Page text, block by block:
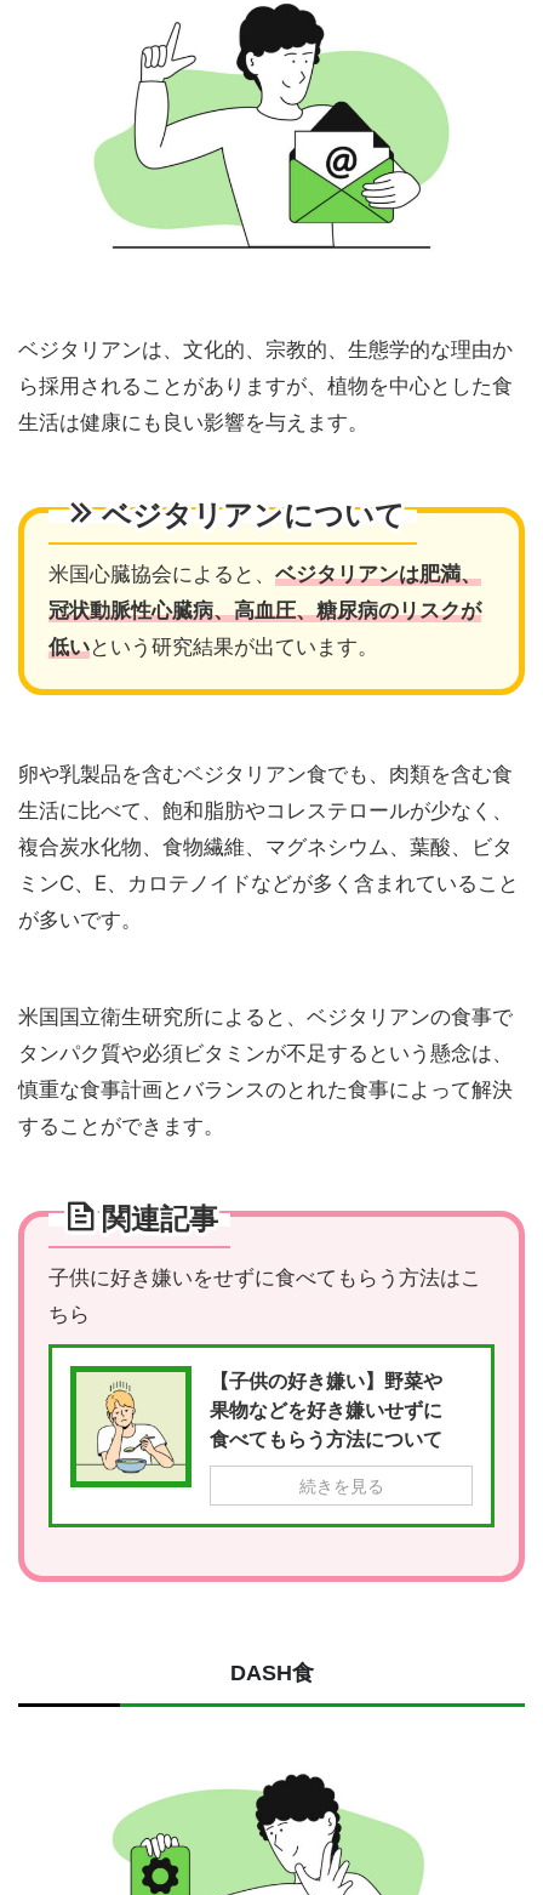
ベジタリアンは、文化的、宗教的、生態学的な理由か
ら採用されることがありますが、植物を中心とした食
生活は健康にも良い影響を与えます。
ベジタリアンについて
米国心臓協会によると、 ベジタリアンは肥満、
冠状動脈性心臓病、高血圧、糖尿病のリスクが
低いという研究結果が出ています。
卵や乳製品を含むベジタリアン食でも、肉類を含む食
生活に比べて、飽和脂肪やコレステロールが少なく、
複合炭水化物、食物繊維、マグネシウム、葉酸、ビタ
ミンC、E、カロテノイドなどが多く含まれていること
が多いです。
米国国立衛生研究所によると、ベジタリアンの食事で
タンパク質や必須ビタミンが不足するという懸念は、
慎重な食事計画とバランスのとれた食事によって解決
することができます。
関連記事
子供に好き嫌いをせずに食べてもらう方法はこ
ちら
【子供の好き嫌い】野菜や
果物などを好き嫌いせずに
食べてもらう方法について
続きを見る
DASH食